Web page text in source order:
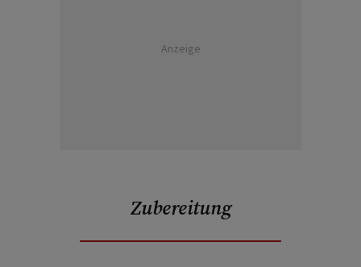
Anzeige
Zubereitung